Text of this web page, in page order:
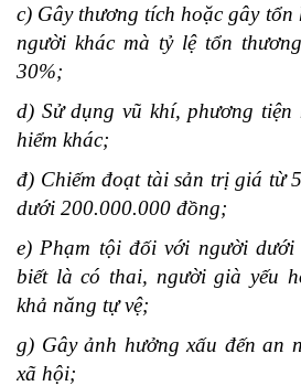
c) Gây thương tích hoặc gây tổn
người khác mà tỷ lệ tổn
30%;
d) Sử dụng vũ khí, phương tiện
hiểm khác;
đ) Chiếm đoạt tài sản trị giá từ
dưới 200.000.000 đồng;
e) Phạm tội đối với người
biết là có thai, người già yếu
khả năng tự vệ;
g) Gây ảnh hưởng xấu đến an
xã hội;